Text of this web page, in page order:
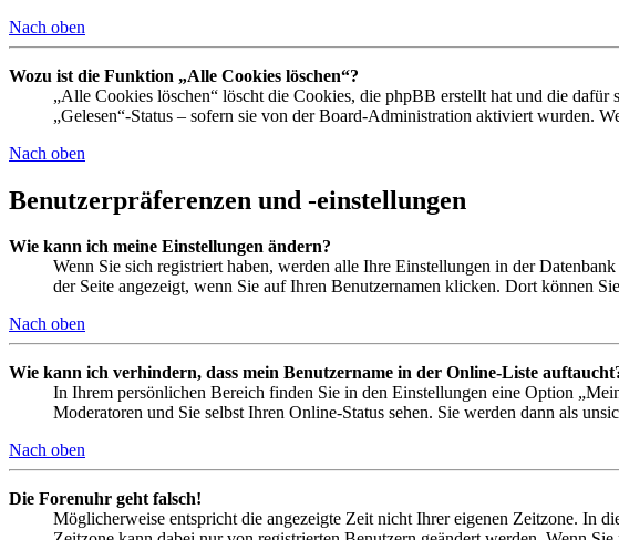
Nach oben
Wozu ist die Funktion „Alle Cookies löschen“?
„Alle Cookies löschen“ löscht die Cookies, die phpBB erstellt hat und die
„Gelesen“-Status – sofern sie von der Board-Administration aktiviert wurden.
Nach oben
Benutzerpräferenzen und -einstellungen
Wie kann ich meine Einstellungen ändern?
Wenn Sie sich registriert haben, werden alle Ihre Einstellungen in der
der Seite angezeigt, wenn Sie auf Ihren Benutzernamen klicken. Dort können
Nach oben
Wie kann ich verhindern, dass mein Benutzername in der Online-Liste
In Ihrem persönlichen Bereich finden Sie in den Einstellungen eine Option
Moderatoren und Sie selbst Ihren Online-Status sehen. Sie werden dann als
Nach oben
Die Forenuhr geht falsch!
Möglicherweise entspricht die angezeigte Zeit nicht Ihrer eigenen Zeitzone. In